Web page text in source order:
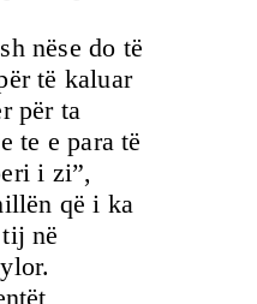
nëse do të
të kaluar
për ta
te e para të
i zi”,
që i ka
në